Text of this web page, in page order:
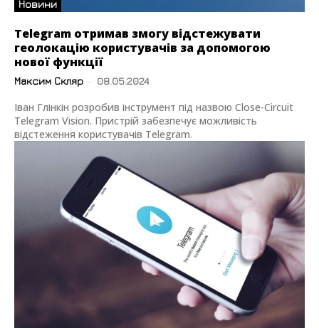
Новини
Telegram отримав змогу відстежувати
геолокацію користувачів за допомогою
нової функції
Максим Скляр - 08.05.2024
Іван Глінкін розробив інструмент під назвою Close-Circuit
Telegram Vision. Пристрій забезпечує можливість
відстеження користувачів Telegram.